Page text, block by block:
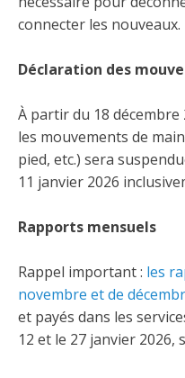
Taux horaires de
d’électricité en
Attention : Licence
Mention Mixité
Outils pratiques
Déposer une plainte
Outils contre les
Outils pour votre
Documents de
Identification des
Taux horaires de
d’électricité en
Tarifs et contre-tarifs
Outils et calculateurs
Qui fait quoi?
Admission à la CMEQ
Ressources
Calendriers d'examen
Formulaires, guides et
informatifs
Foire aux questions
Service Démarrer une
Ce
lien
s’ouvrira
Rapports et documentation
Rapports annuels de la
Lois et règlements
Logo et normes
Annonces et publications
Annonceurs (trousse
Actualités
Perfectionnement de
Formations continue
Vidéos sur la
Foire aux questions
connecter les nouveaux.
Déclaration des
À partir du 18 décembre
les mouvements de
pied, etc.) sera
11 janvier 2026
Rapports mensuels
Rappel important : les
novembre et de
et payés dans les
12 et le 27 janvier 2026,